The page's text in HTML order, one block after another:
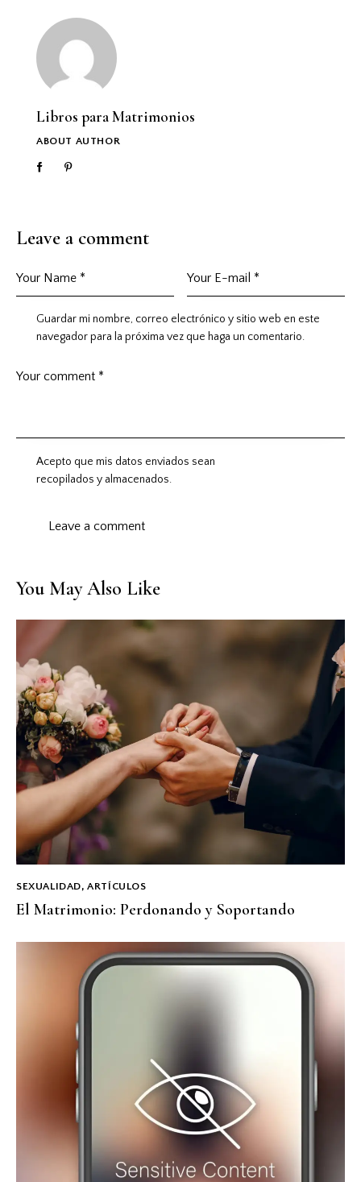
Libros para Matrimonios
ABOUT AUTHOR
Leave a comment
Guardar mi nombre, correo electrónico y sitio web en este
navegador para la próxima vez que haga un comentario.
Acepto que mis datos enviados sean
recopilados y almacenados.
You May Also Like
SEXUALIDAD,ARTÍCULOS
El Matrimonio: Perdonando y Soportando